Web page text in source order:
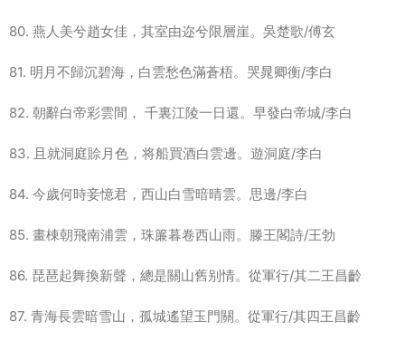
80. 燕人美兮趙女佳，其室由迩兮限層崖。吳楚歌/傅玄
81. 明月不歸沉碧海，白雲愁色滿蒼梧。哭晁卿衡/李白
82. 朝辭白帝彩雲間， 千裏江陵一日還。早發白帝城/李白
83. 且就洞庭賒月色，将船買酒白雲邊。遊洞庭/李白
84. 今歲何時妾憶君，西山白雪暗晴雲。思邊/李白
85. 畫棟朝飛南浦雲，珠簾暮卷西山雨。滕王閣詩/王勃
86. 琵琶起舞換新聲，總是關山舊别情。從軍行/其二王昌齡
87. 青海長雲暗雪山，孤城遙望玉門關。從軍行/其四王昌齡